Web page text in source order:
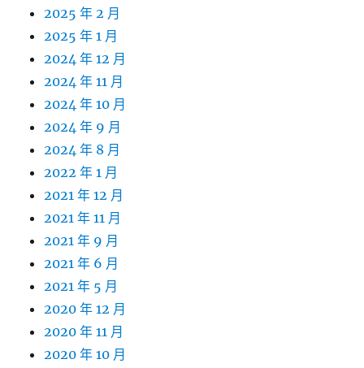
2025 年 2 月
2025 年 1 月
2024 年 12 月
2024 年 11 月
2024 年 10 月
2024 年 9 月
2024 年 8 月
2022 年 1 月
2021 年 12 月
2021 年 11 月
2021 年 9 月
2021 年 6 月
2021 年 5 月
2020 年 12 月
2020 年 11 月
2020 年 10 月